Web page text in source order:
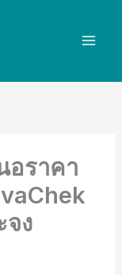
อราคา
จง